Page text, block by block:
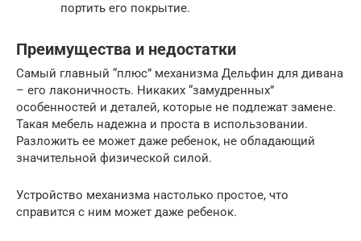
портить его покрытие.
Преимущества и недостатки
Самый главный “плюс” механизма Дельфин для дивана
– его лаконичность. Никаких “замудренных”
особенностей и деталей, которые не подлежат замене.
Такая мебель надежна и проста в использовании.
Разложить ее может даже ребенок, не обладающий
значительной физической силой.
Устройство механизма настолько простое, что
справится с ним может даже ребенок.